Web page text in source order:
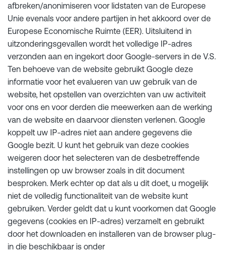
afbreken/anonimiseren voor lidstaten van de Europese
Unie evenals voor andere partijen in het akkoord over de
Europese Economische Ruimte (EER). Uitsluitend in
uitzonderingsgevallen wordt het volledige IP-adres
verzonden aan en ingekort door Google-servers in de V.S.
Ten behoeve van de website gebruikt Google deze
informatie voor het evalueren van uw gebruik van de
website, het opstellen van overzichten van uw activiteit
voor ons en voor derden die meewerken aan de werking
van de website en daarvoor diensten verlenen. Google
koppelt uw IP-adres niet aan andere gegevens die
Google bezit. U kunt het gebruik van deze cookies
weigeren door het selecteren van de desbetreffende
instellingen op uw browser zoals in dit document
besproken. Merk echter op dat als u dit doet, u mogelijk
niet de volledig functionaliteit van de website kunt
gebruiken. Verder geldt dat u kunt voorkomen dat Google
gegevens (cookies en IP-adres) verzamelt en gebruikt
door het downloaden en installeren van de browser plug-
in die beschikbaar is onder